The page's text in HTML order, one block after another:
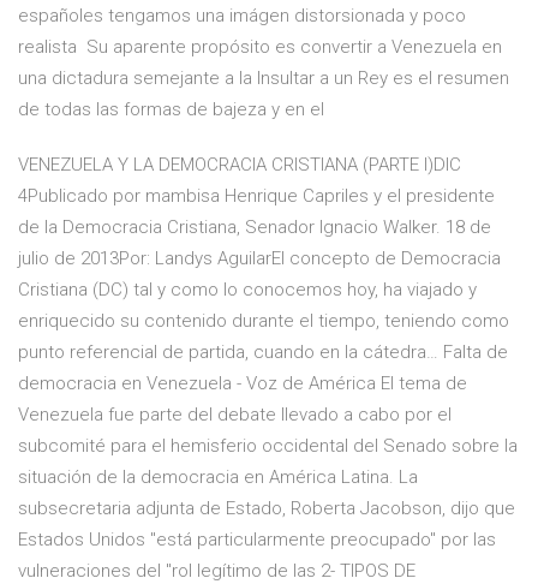
españoles tengamos una imágen distorsionada y poco
realista Su aparente propósito es convertir a Venezuela en
una dictadura semejante a la Insultar a un Rey es el resumen
de todas las formas de bajeza y en el
VENEZUELA Y LA DEMOCRACIA CRISTIANA (PARTE I)DIC
4Publicado por mambisa Henrique Capriles y el presidente
de la Democracia Cristiana, Senador Ignacio Walker. 18 de
julio de 2013Por: Landys AguilarEl concepto de Democracia
Cristiana (DC) tal y como lo conocemos hoy, ha viajado y
enriquecido su contenido durante el tiempo, teniendo como
punto referencial de partida, cuando en la cátedra… Falta de
democracia en Venezuela - Voz de América El tema de
Venezuela fue parte del debate llevado a cabo por el
subcomité para el hemisferio occidental del Senado sobre la
situación de la democracia en América Latina. La
subsecretaria adjunta de Estado, Roberta Jacobson, dijo que
Estados Unidos "está particularmente preocupado" por las
vulneraciones del "rol legítimo de las 2- TIPOS DE